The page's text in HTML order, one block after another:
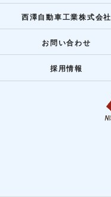
西澤自動車工業株式会社
お問い合わせ
採用情報